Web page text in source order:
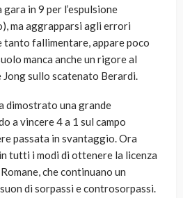
in 9 per l’espulsione
ma aggrapparsi agli errori
fallimentare, appare poco
manca anche un rigore al
sullo scatenato Berardi.
dimostrato una grande
a vincere 4 a 1 sul campo
passata in svantaggio. Ora
tutti i modi di ottenere la licenza
che continuano un
di sorpassi e controsorpassi.